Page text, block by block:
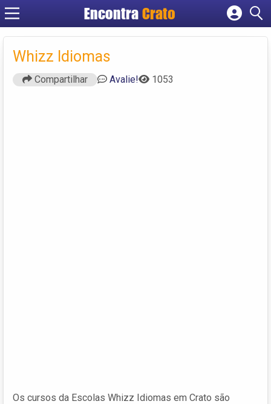
Encontra Crato
Cadastrar empresa
Whizz Idiomas
Compartilhar Avalie! 1053
Os cursos da Escolas Whizz Idiomas em Crato são